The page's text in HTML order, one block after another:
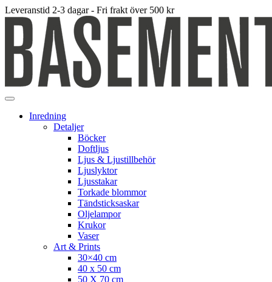
Leveranstid 2-3 dagar - Fri frakt över 500 kr
Inredning
Detaljer
Böcker
Doftljus
Ljus & Ljustillbehör
Ljuslyktor
Ljusstakar
Torkade blommor
Tändsticksaskar
Oljelampor
Krukor
Vaser
Art & Prints
30×40 cm
40 x 50 cm
50 X 70 cm